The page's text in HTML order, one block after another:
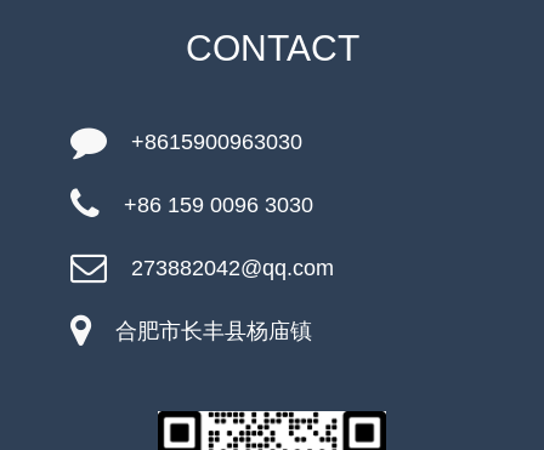
CONTACT
+8615900963030
+86 159 0096 3030
273882042@qq.com
合肥市长丰县杨庙镇